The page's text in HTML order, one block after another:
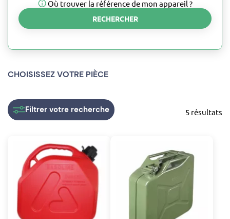
Où trouver la référence de mon appareil ?
RECHERCHER
CHOISISSEZ VOTRE PIÈCE
5 résultats
Filtrer votre recherche